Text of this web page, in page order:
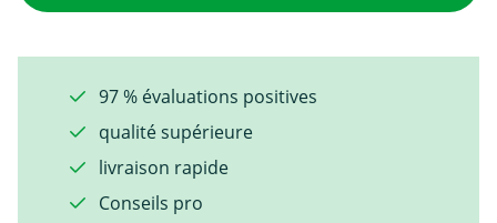
97 % évaluations positives
qualité supérieure
livraison rapide
Conseils pro